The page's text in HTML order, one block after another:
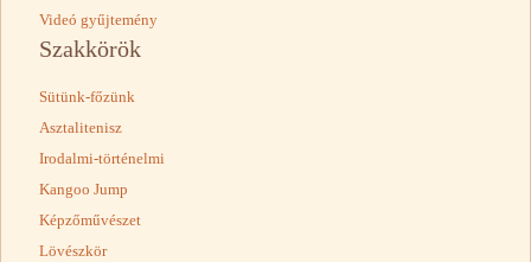
Videó gyűjtemény
Szakkörök
Sütünk-főzünk
Asztalitenisz
Irodalmi-történelmi
Kangoo Jump
Képzőművészet
Lövészkör